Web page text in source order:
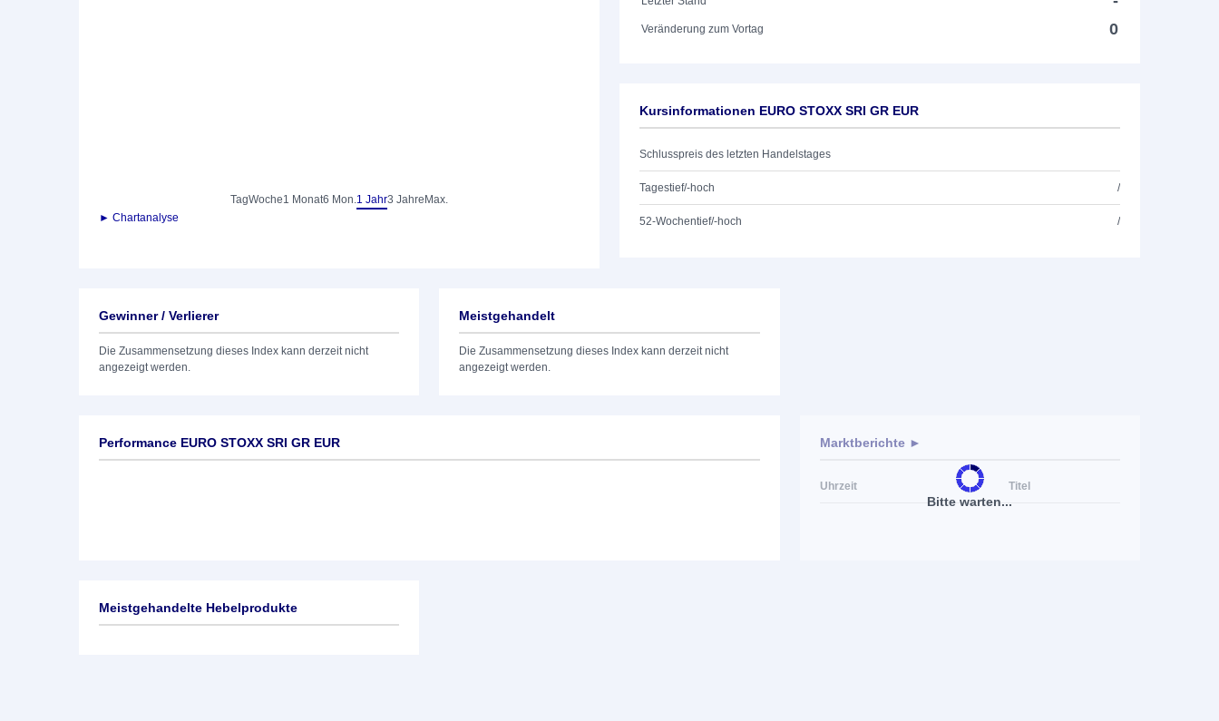
TagWoche1 Monat6 Mon.1 Jahr3 Jahre Max.
► Chartanalyse
Veränderung zum Vortag 0
Kursinformationen EURO STOXX SRI GR EUR
Schlusspreis des letzten Handelstages
Tagestief/-hoch /
52-Wochentief/-hoch /
Gewinner / Verlierer
Die Zusammensetzung dieses Index kann derzeit nicht
angezeigt werden.
Meistgehandelt
Die Zusammensetzung dieses Index kann derzeit nicht
angezeigt werden.
Performance EURO STOXX SRI GR EUR
Bitte warten...
Marktberichte ►
Uhrzeit Titel
Meistgehandelte Hebelprodukte